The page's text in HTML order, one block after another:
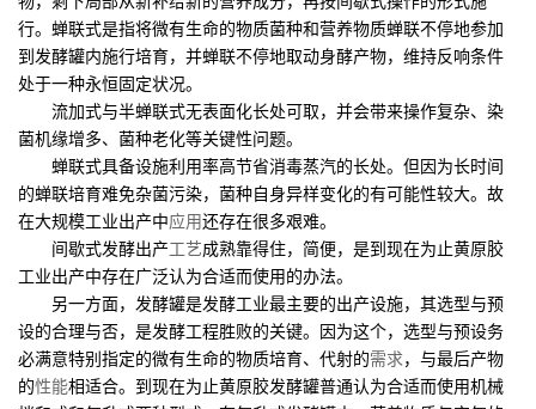
行。蝉联式是指将微有生命的物质菌种和营养物质蝉联不停地参加
到发酵罐内施行培育，并蝉联不停地取动身酵产物，维持反响条件
处于一种永恒固定状况。
流加式与半蝉联式无表面化长处可取，并会带来操作复杂、染
菌机缘增多、菌种老化等关键性问题。
蝉联式具备设施利用率高节省消毒蒸汽的长处。但因为长时间
的蝉联培育难免杂菌污染，菌种自身异样变化的有可能性较大。故
在大规模工业出产中应用还存在很多艰难。
间歇式发酵出产工艺成熟靠得住，简便，是到现在为止黄原胶
工业出产中存在广泛认为合适而使用的办法。
另一方面，发酵罐是发酵工业最主要的出产设施，其选型与预
设的合理与否，是发酵工程胜败的关键。因为这个，选型与预设务
必满意特别指定的微有生命的物质培育、代射的需求，与最后产物
的性能相适合。到现在为止黄原胶发酵罐普通认为合适而使用机械